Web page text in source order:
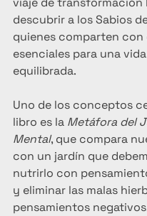
descubrir a los Sabios
quienes comparten
esenciales para una
equilibrada.
Uno de los conceptos
libro es la Metáfora del
Mental, que compara
con un jardín que
nutrirlo con
y eliminar las malas
pensamientos